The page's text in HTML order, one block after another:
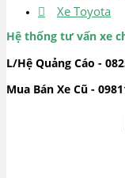
Xe Toyota
Hệ thống tư vấn xe
L/Hệ Quảng Cáo -
Mua Bán Xe Cũ -